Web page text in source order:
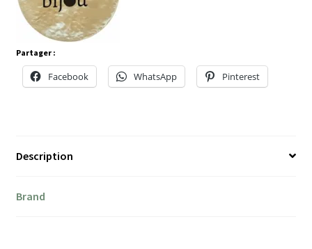
Partager :
Facebook WhatsApp Pinterest
Description
Brand